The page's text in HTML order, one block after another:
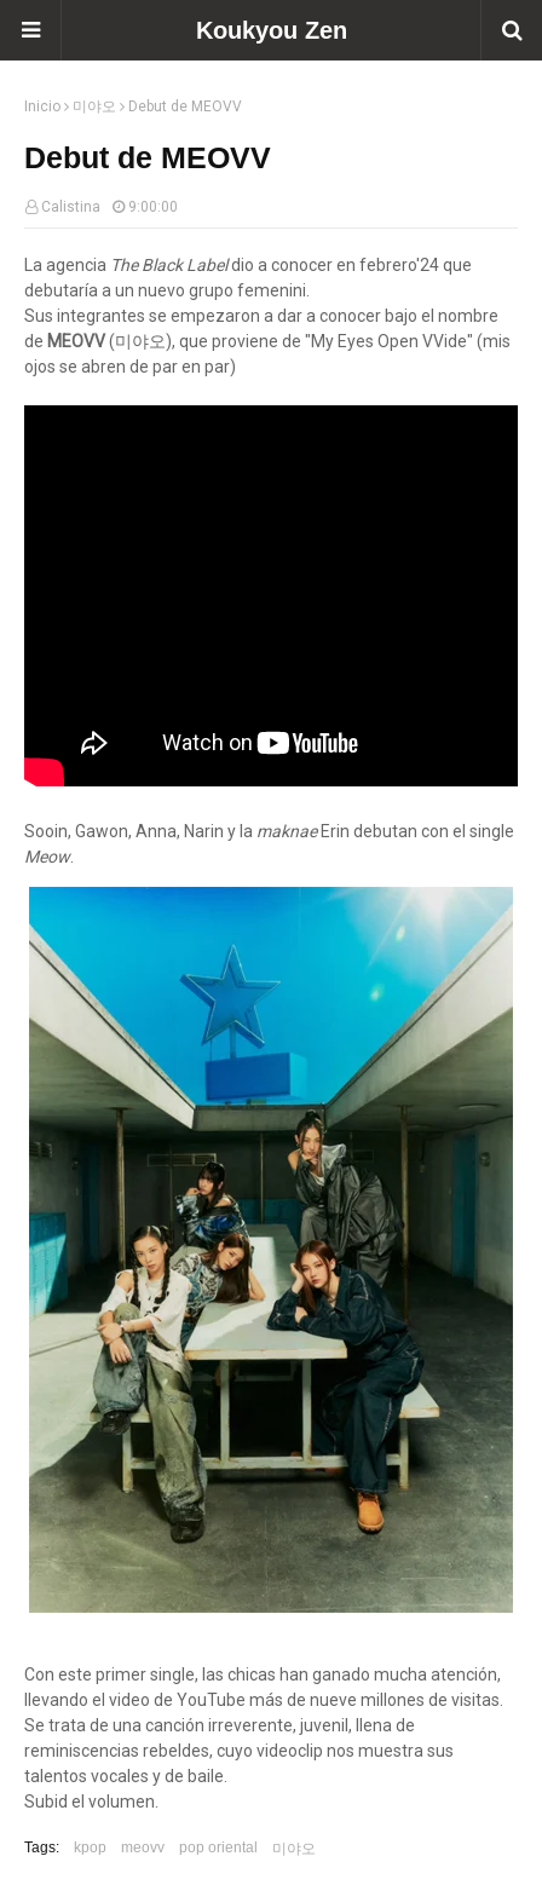
Koukyou Zen
Inicio 미야오 Debut de MEOVV
Debut de MEOVV
Calistina 9:00:00
La agencia The Black Labeldio a conocer en febrero'24 que
debutaría a un nuevo grupo femenini.
Sus integrantes se empezaron a dar a conocer bajo el nombre
de MEOVV(미야오), que proviene de "My Eyes Open VVide" (mis
ojos se abren de par en par)
Sooin, Gawon, Anna, Narin y la maknaeErin debutan con el single
Meow.
Con este primer single, las chicas han ganado mucha atención,
llevando el video de YouTube más de nueve millones de visitas.
Se trata de una canción irreverente, juvenil, llena de
reminiscencias rebeldes, cuyo videoclip nos muestra sus
talentos vocales y de baile.
Subid el volumen.
Tags: kpop meovv pop oriental 미야오